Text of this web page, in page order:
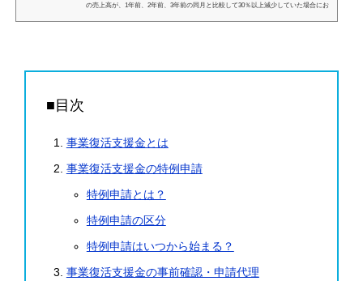
の売上高が、1年前、2年前、3年前の同月と比較して30％以上減少していた場合にお
■目次
事業復活支援金とは
事業復活支援金の特例申請
特例申請とは？
特例申請の区分
特例申請はいつから始まる？
事業復活支援金の事前確認・申請代理